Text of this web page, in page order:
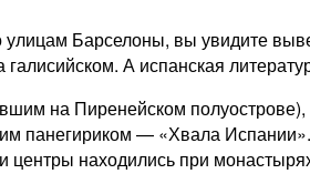
Барселоны, вы увидите
А испанская
на Пиренейском
панегириком — «Хвала
центры находились при